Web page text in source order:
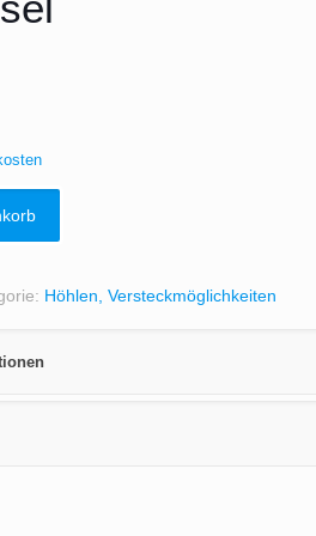
Höhlen, Versteckmöglichkeiten